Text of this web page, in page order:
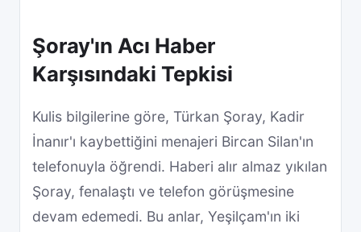
Şoray'ın Acı Haber
Karşısındaki Tepkisi
Kulis bilgilerine göre, Türkan Şoray, Kadir
İnanır'ı kaybettiğini menajeri Bircan Silan'ın
telefonuyla öğrendi. Haberi alır almaz yıkılan
Şoray, fenalaştı ve telefon görüşmesine
devam edemedi. Bu anlar, Yeşilçam'ın iki